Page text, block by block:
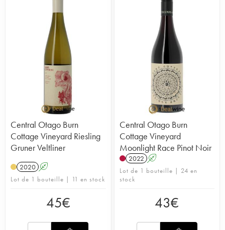
Central Otago Burn
Cottage Vineyard Riesling
Gruner Veltliner
2020 A
Lot de 1 bouteille | 11 en stock
45€
Central Otago Burn
Cottage Vineyard
Moonlight Race Pinot Noir
2022 A
Lot de 1 bouteille | 24 en
stock
43€